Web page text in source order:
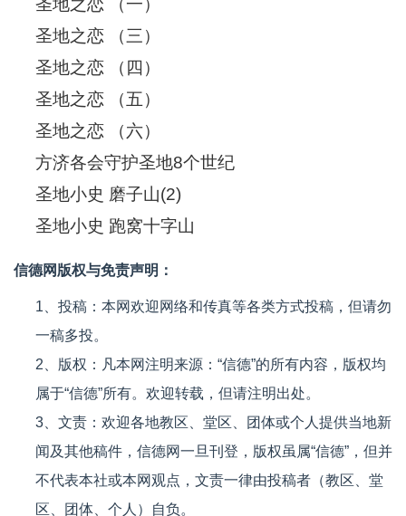
圣地之恋 （一）
圣地之恋 （三）
圣地之恋 （四）
圣地之恋 （五）
圣地之恋 （六）
方济各会守护圣地8个世纪
圣地小史 磨子山(2)
圣地小史 跑窝十字山
信德网版权与免责声明：
1、投稿：本网欢迎网络和传真等各类方式投稿，但请勿
一稿多投。
2、版权：凡本网注明来源：“信德”的所有内容，版权均
属于“信德”所有。欢迎转载，但请注明出处。
3、文责：欢迎各地教区、堂区、团体或个人提供当地新
闻及其他稿件，信德网一旦刊登，版权虽属“信德”，但并
不代表本社或本网观点，文责一律由投稿者（教区、堂
区、团体、个人）自负。